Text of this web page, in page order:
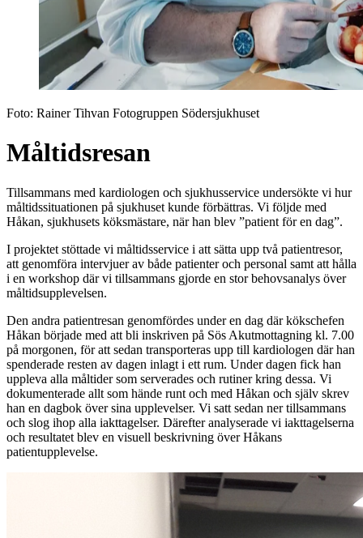
Foto: Rainer Tihvan Fotogruppen Södersjukhuset
Måltidsresan
Tillsammans med kardiologen och sjukhusservice undersökte vi hur
måltidssituationen på sjukhuset kunde förbättras. Vi följde med
Håkan, sjukhusets köksmästare, när han blev ”patient för en dag”.
I projektet stöttade vi måltidsservice i att sätta upp två patientresor,
att genomföra intervjuer av både patienter och personal samt att hålla
i en workshop där vi tillsammans gjorde en stor behovsanalys över
måltidsupplevelsen.
Den andra patientresan genomfördes under en dag där kökschefen
Håkan började med att bli inskriven på Sös Akutmottagning kl. 7.00
på morgonen, för att sedan transporteras upp till kardiologen där han
spenderade resten av dagen inlagt i ett rum. Under dagen fick han
uppleva alla måltider som serverades och rutiner kring dessa. Vi
dokumenterade allt som hände runt och med Håkan och själv skrev
han en dagbok över sina upplevelser. Vi satt sedan ner tillsammans
och slog ihop alla iakttagelser. Därefter analyserade vi iakttagelserna
och resultatet blev en visuell beskrivning över Håkans
patientupplevelse.